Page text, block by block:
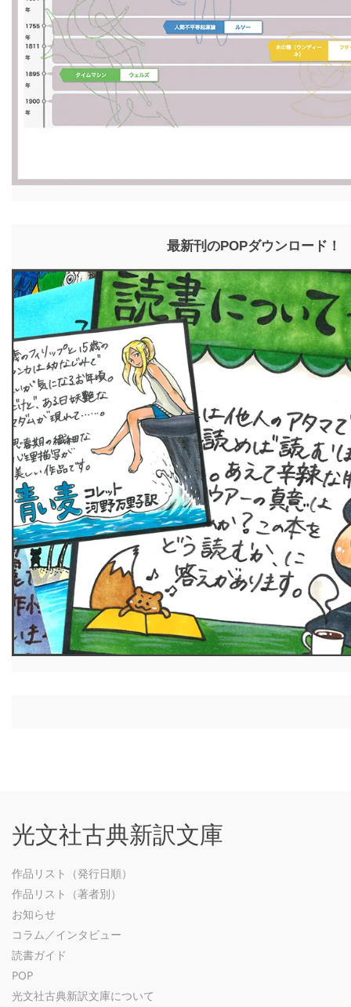
最新刊のPOPダウンロード！
光文社古典新訳文庫
作品リスト（発行日順）
作品リスト（著者別）
お知らせ
コラム／インタビュー
読書ガイド
POP
光文社古典新訳文庫について